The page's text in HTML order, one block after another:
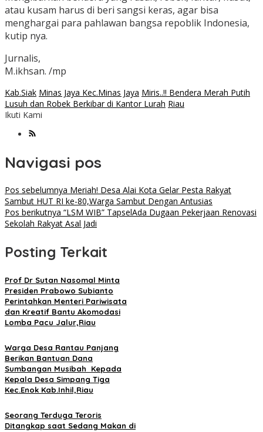
atau kusam harus di beri sangsi keras, agar bisa
menghargai para pahlawan bangsa repoblik Indonesia,
kutip nya.
Jurnalis,
M.ikhsan. /mp
Kab.Siak Minas Jaya Kec.Minas Jaya Miris..!! Bendera Merah Putih
Lusuh dan Robek Berkibar di Kantor Lurah Riau
Ikuti Kami
Navigasi pos
Pos sebelumnya Meriah! Desa Alai Kota Gelar Pesta Rakyat
Sambut HUT RI ke-80,Warga Sambut Dengan Antusias
Pos berikutnya “LSM WIB” TapselAda Dugaan Pekerjaan Renovasi
Sekolah Rakyat Asal Jadi
Posting Terkait
Prof Dr Sutan Nasomal Minta
Presiden Prabowo Subianto
Perintahkan Menteri Pariwisata
dan Kreatif Bantu Akomodasi
Lomba Pacu Jalur,Riau
Warga Desa Rantau Panjang
Berikan Bantuan Dana
Sumbangan Musibah Kepada
Kepala Desa Simpang Tiga
Kec.Enok Kab.Inhil,Riau
Seorang Terduga Teroris
Ditangkap saat Sedang Makan di